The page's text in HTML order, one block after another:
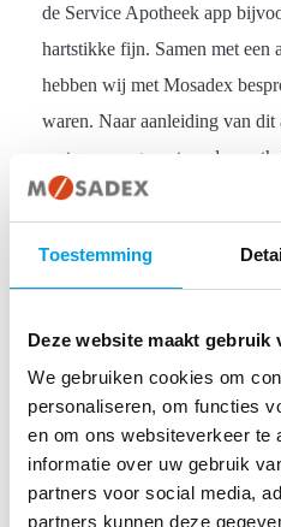
Toestemming
Deze website maakt gebruik
We gebruiken cookies om
personaliseren, om functies
en om ons websiteverkeer te
informatie over uw gebruik
partners voor social media,
partners kunnen deze
de Service Apotheek app
hartstikke fijn. Samen met een
hebben wij met Mosadex
waren. Naar aanleiding van dit
systeem aangepast op de
naar onze behoeften. Als je
bijeenkomst zo’n anderhalf
nu in korte tijd iets heel moois.”
manieren gewerkt. “Bij
werken we met SMART, bij
maken we gebruik van
robot. In totaal werken we met
medewerkers.”